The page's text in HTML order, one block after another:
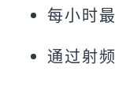
每小时
通过射